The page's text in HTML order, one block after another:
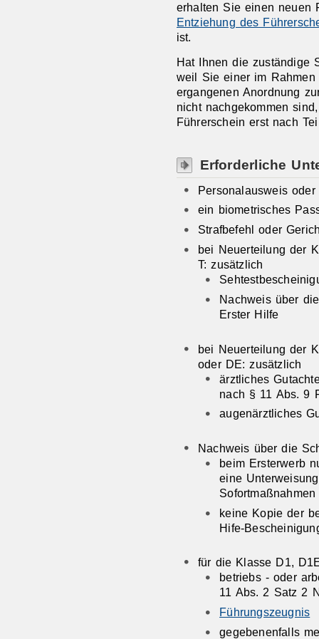
erhalten Sie einen neuen
Entziehung des
ist.
Hat Ihnen die zuständige
weil Sie einer im
ergangenen Anordnung
nicht nachgekommen
Führerschein erst nach
Erforderliche
Personalausweis
ein biometrisches
Strafbefehl oder
bei Neuerteilung der
T: zusätzlich
Nachweis über
Erster Hilfe
bei Neuerteilung der
oder DE: zusätzlich
ärztliches
nach § 11 Abs. 9
augenärztliches
Nachweis über die
beim Ersterwerb
eine
keine Kopie der
Hife-
für die Klasse D1,
betriebs - oder
11 Abs. 2 Satz 2
Führungszeugnis
gegebenenfalls